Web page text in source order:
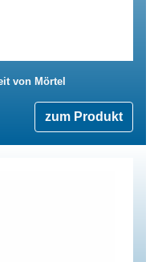
von Mörtel
zum Produkt